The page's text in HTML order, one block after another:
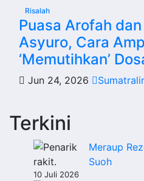
Risalah
Puasa Arofah dan
Asyuro, Cara
‘Memutihkan’
Jun 24, 2026
Terkini
Meraup
Suoh
10 Juli 2026